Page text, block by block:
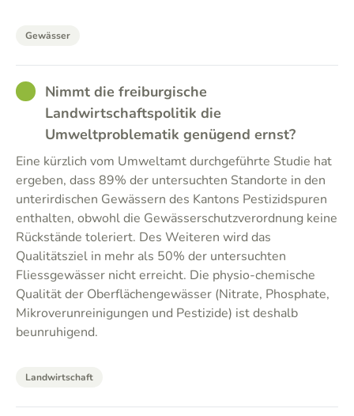
Gewässer
GOODNimmt die freiburgische
Landwirtschaftspolitik die
Umweltproblematik genügend ernst?
Eine kürzlich vom Umweltamt durchgeführte Studie hat
ergeben, dass 89% der untersuchten Standorte in den
unterirdischen Gewässern des Kantons Pestizidspuren
enthalten, obwohl die Gewässerschutzverordnung keine
Rückstände toleriert. Des Weiteren wird das
Qualitätsziel in mehr als 50% der untersuchten
Fliessgewässer nicht erreicht. Die physio-chemische
Qualität der Oberflächengewässer (Nitrate, Phosphate,
Mikroverunreinigungen und Pestizide) ist deshalb
beunruhigend.
Landwirtschaft